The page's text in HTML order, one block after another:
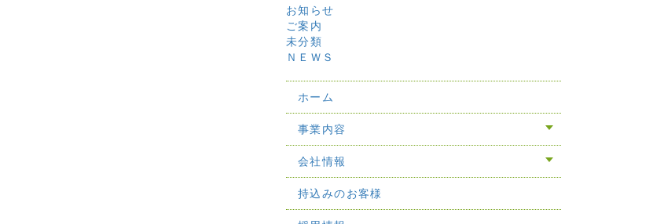
お知らせ
ご案内
未分類
ＮＥＷＳ
ホーム
事業内容
会社情報
持込みのお客様